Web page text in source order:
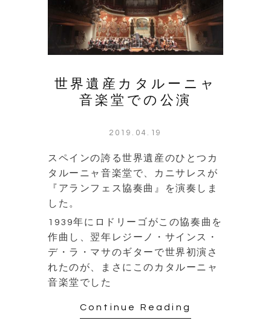
世界遺産カタルーニャ
音楽堂での公演
2019.04.19
スペインの誇る世界遺産のひとつカ
タルーニャ音楽堂で、カニサレスが
『アランフェス協奏曲』を演奏しま
した。
1939年にロドリーゴがこの協奏曲を
作曲し、翌年レジーノ・サインス・
デ・ラ・マサのギターで世界初演さ
れたのが、まさにこのカタルーニャ
音楽堂でした
Continue Reading